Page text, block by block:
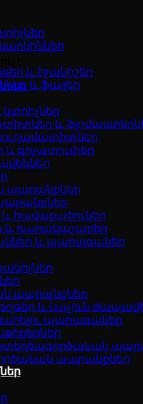
է
և էջանիշեր
և ֆայլեր
և
և գրչատուփեր
ապրանքներ
հավաքածուներ
և դարակաշարեր
և պարագաներ
ապրանքներ
և կպչուն
պարագաներ
ապրանքներ